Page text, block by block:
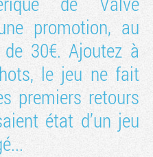
promotion, au
30€. Ajoutez à
le jeu ne fait
premiers retours
état d’un jeu